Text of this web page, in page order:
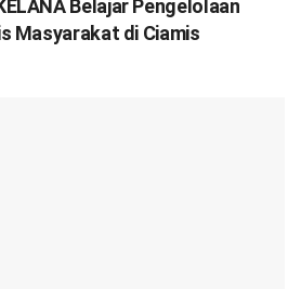
Belajar Pengelolaan
Masyarakat di Ciamis